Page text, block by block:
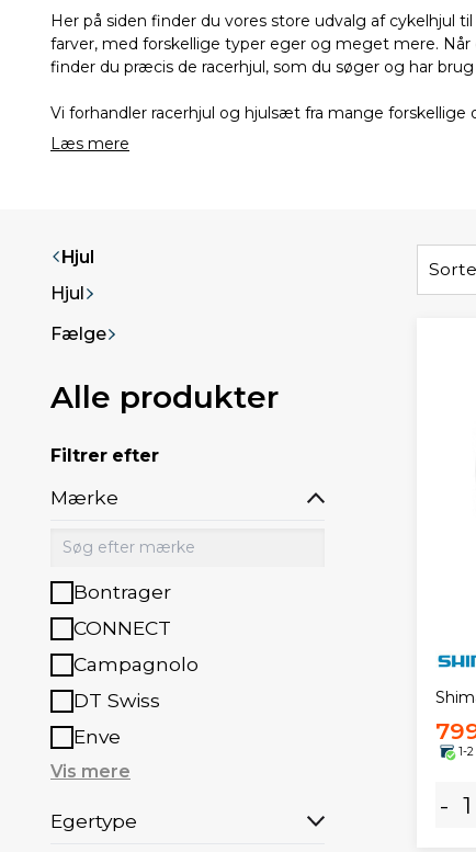
Her på siden finder du vores store udvalg af cykelhjul
farver, med forskellige typer eger og meget mere.
finder du præcis de racerhjul, som du søger og har brug
Vi forhandler racerhjul og hjulsæt fra mange
Læs mere
Hjul
Hjul
Fælge
Alle produkter
Filtrer efter
Mærke
Bontrager
CONNECT
Campagnolo
DT Swiss
Enve
Vis mere
Egertype
1-
-